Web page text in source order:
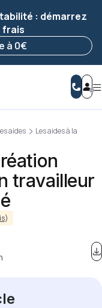
: démarrez
frais
à 0€
aides
Les aides à la
travailleur
)